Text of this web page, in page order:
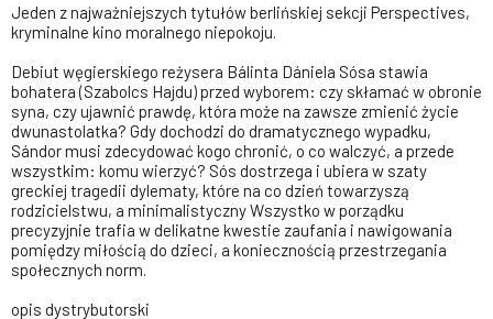
Jeden z najważniejszych tytułów berlińskiej sekcji Perspectives,
kryminalne kino moralnego niepokoju.
Debiut węgierskiego reżysera Bálinta Dániela Sósa stawia
bohatera (Szabolcs Hajdu) przed wyborem: czy skłamać w obronie
syna, czy ujawnić prawdę, która może na zawsze zmienić życie
dwunastolatka? Gdy dochodzi do dramatycznego wypadku,
Sándor musi zdecydować kogo chronić, o co walczyć, a przede
wszystkim: komu wierzyć? Sós dostrzega i ubiera w szaty
greckiej tragedii dylematy, które na co dzień towarzyszą
rodzicielstwu, a minimalistyczny Wszystko w porządku
precyzyjnie trafia w delikatne kwestie zaufania i nawigowania
pomiędzy miłością do dzieci, a koniecznością przestrzegania
społecznych norm.
opis dystrybutorski